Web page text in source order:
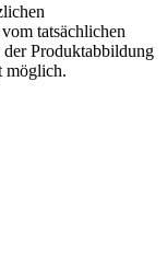
tatsächlichen
Produktabbildung
möglich.